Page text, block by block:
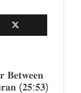
𝐁𝐞𝐭𝐰𝐞𝐞𝐧
(𝟐𝟓:𝟓𝟑)